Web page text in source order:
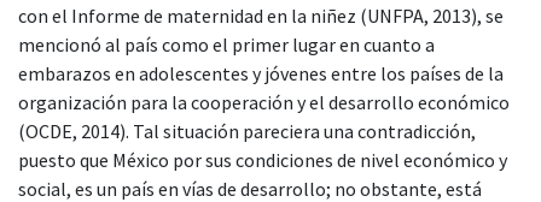
con el Informe de maternidad en la niñez (UNFPA, 2013), se
mencionó al país como el primer lugar en cuanto a
embarazos en adolescentes y jóvenes entre los países de la
organización para la cooperación y el desarrollo económico
(OCDE, 2014). Tal situación pareciera una contradicción,
puesto que México por sus condiciones de nivel económico y
social, es un país en vías de desarrollo; no obstante, está